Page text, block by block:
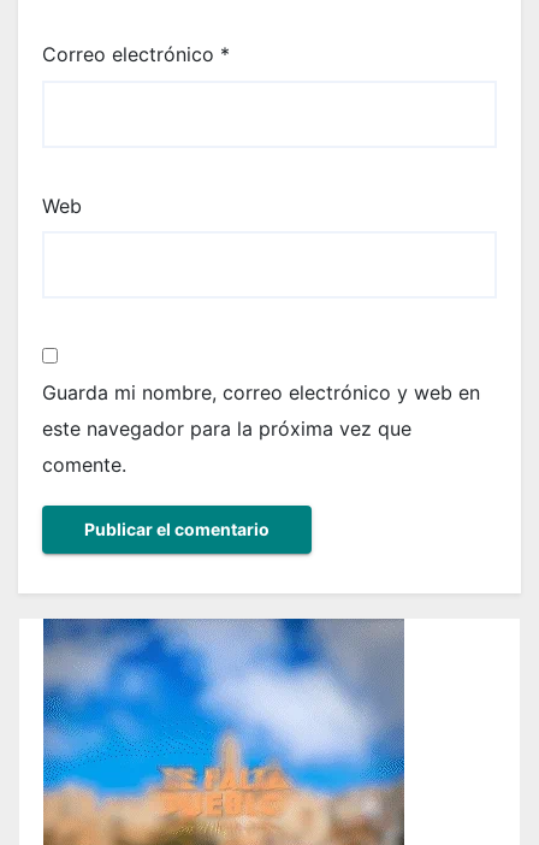
Correo electrónico *
Web
Guarda mi nombre, correo electrónico y web en
este navegador para la próxima vez que
comente.